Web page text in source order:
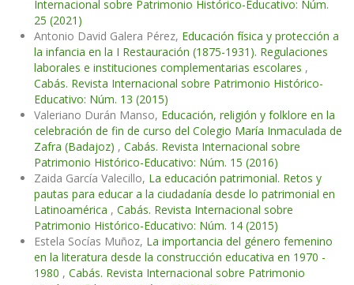
Internacional sobre Patrimonio Histórico-Educativo: Núm.
25 (2021)
Antonio David Galera Pérez, Educación física y protección a
la infancia en la I Restauración (1875-1931). Regulaciones
laborales e instituciones complementarias escolares ,
Cabás. Revista Internacional sobre Patrimonio Histórico-
Educativo: Núm. 13 (2015)
Valeriano Durán Manso, Educación, religión y folklore en la
celebración de fin de curso del Colegio María Inmaculada de
Zafra (Badajoz) , Cabás. Revista Internacional sobre
Patrimonio Histórico-Educativo: Núm. 15 (2016)
Zaida García Valecillo, La educación patrimonial. Retos y
pautas para educar a la ciudadanía desde lo patrimonial en
Latinoamérica , Cabás. Revista Internacional sobre
Patrimonio Histórico-Educativo: Núm. 14 (2015)
Estela Socías Muñoz, La importancia del género femenino
en la literatura desde la construcción educativa en 1970 -
1980 , Cabás. Revista Internacional sobre Patrimonio